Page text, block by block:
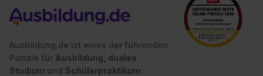
Ausbildung.de ist eines der führenden
Portale für Ausbildung, duales
Studium und Schülerpraktikum.